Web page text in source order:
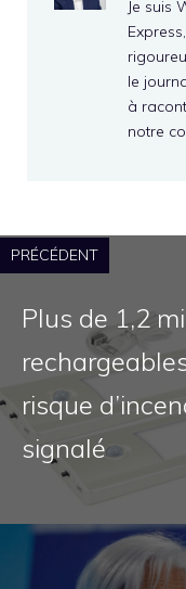
Je suis
le
à
notre
PRÉCÉDENT
Plus de 1,2
risque
signalé